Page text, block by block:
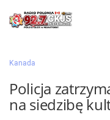
Ogłoś się
Kanada
Policja
na siedzibę